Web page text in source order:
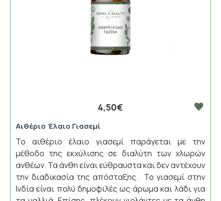
4,50€
Αιθέριο Έλαιο Γιασεμί
Το αιθέριο έλαιο γιασεμί παράγεται με την
μέθοδο της εκχύλισης σε διαλύτη των χλωρών
ανθέων. Τα άνθη είναι εύθραυστα και δεν αντέχουν
την διαδικασία της απόσταξης. Το γιασεμί στην
Ινδία είναι πολύ δημοφιλές ως άρωμα και λάδι για